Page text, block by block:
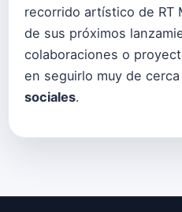
recorrido artístico de RT
de sus próximos
colaboraciones o
en seguirlo muy de
sociales.